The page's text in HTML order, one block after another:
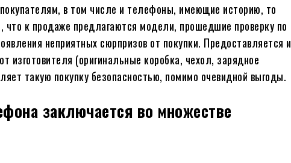
в том числе и телефоны, имеющие историю, то
к продаже предлагаются модели, прошедшие проверку по
неприятных сюрпризов от покупки. Предоставляется и
(оригинальные коробка, чехол, зарядное
такую покупку безопасностью, помимо очевидной выгоды.
заключается во множестве